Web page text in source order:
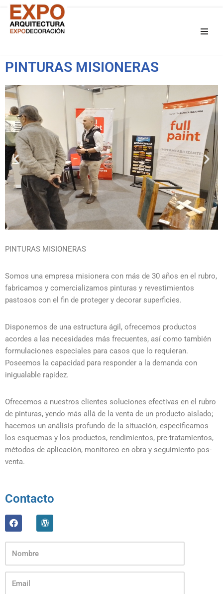
Saltar
PINTURAS MISIONERAS
PINTURAS MISIONERAS
Somos una empresa misionera con más de 30 años en el rubro,
fabricamos y comercializamos pinturas y revestimientos
pastosos con el fin de proteger y decorar superficies.
Disponemos de una estructura ágil, ofrecemos productos
acordes a las necesidades más frecuentes, así como también
formulaciones especiales para casos que lo requieran.
Poseemos la capacidad para responder a la demanda con
inigualable rapidez.
Ofrecemos a nuestros clientes soluciones efectivas en el rubro
de pinturas, yendo más allá de la venta de un producto aislado;
hacemos un análisis profundo de la situación, especificamos
los esquemas y los productos, rendimientos, pre-tratamientos,
métodos de aplicación, monitoreo en obra y seguimiento pos-
venta.
Contacto